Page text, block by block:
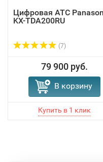
Цифровая АТС
KX-TDA200RU
(7)
79 900 руб.
В корзину